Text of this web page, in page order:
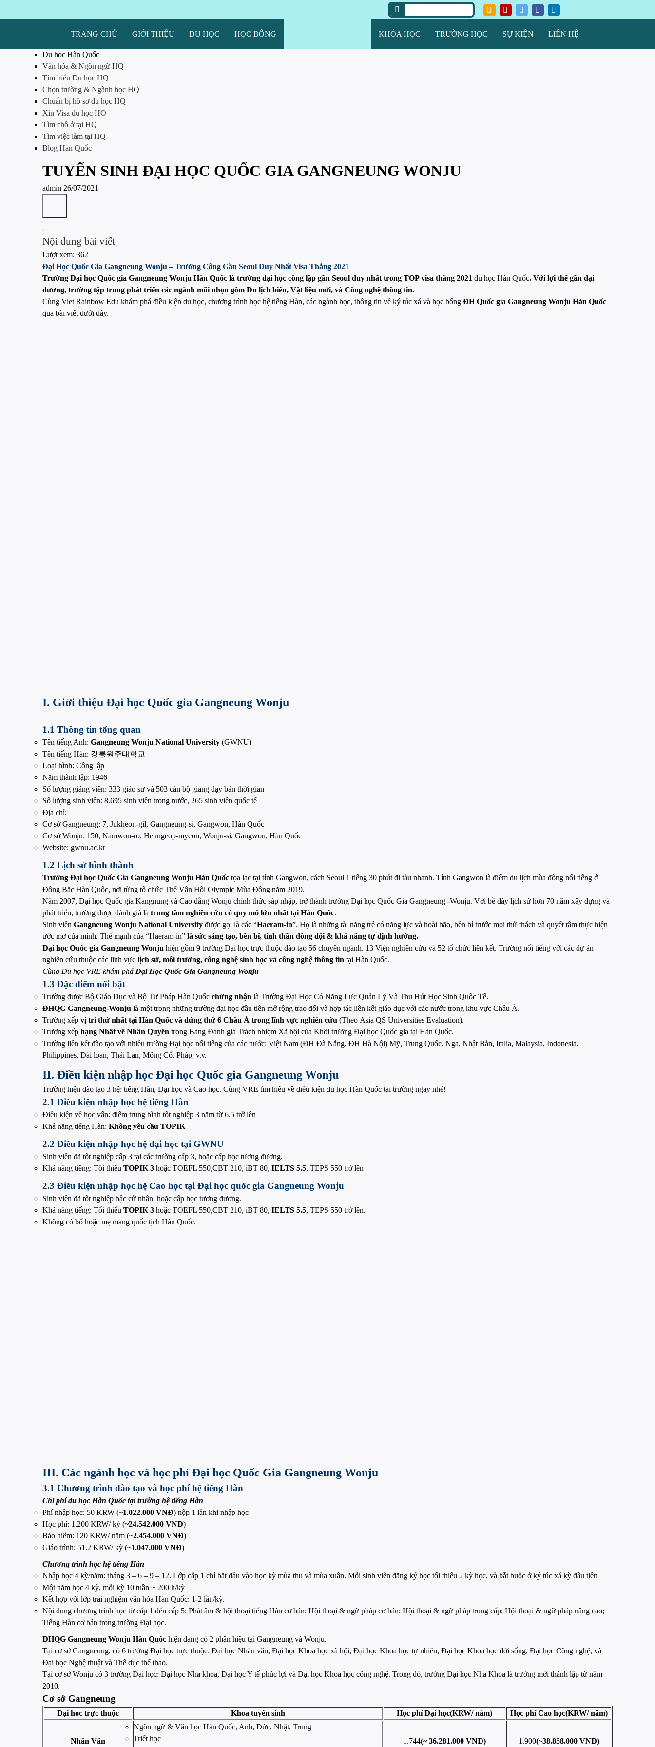
TRANG CHỦ GIỚI THIỆU DU HỌC HỌC BỔNG KHÓA HỌC TRƯỜNG HỌC SỰ KIỆN LIÊN HỆ
Du học Hàn Quốc
Văn hóa & Ngôn ngữ HQ
Tìm hiểu Du học HQ
Chọn trường & Ngành học HQ
Chuẩn bị hồ sơ du học HQ
Xin Visa du học HQ
Tìm chỗ ở tại HQ
Tìm việc làm tại HQ
Blog Hàn Quốc
TUYỂN SINH ĐẠI HỌC QUỐC GIA GANGNEUNG WONJU
admin 26/07/2021
Nội dung bài viết
Lượt xem: 362
Đại Học Quốc Gia Gangneung Wonju – Trường Công Gần Seoul Duy Nhất Visa Thẳng 2021
Trường Đại học Quốc gia Gangneung Wonju Hàn Quốc là trường đại học công lập gần Seoul duy nhất trong TOP visa thẳng 2021 du học Hàn Quốc. Với lợi thế gần đại
dương, trường tập trung phát triển các ngành mũi nhọn gồm Du lịch biển, Vật liệu mới, và Công nghệ thông tin.
Cùng Viet Rainbow Edu khám phá điều kiện du học, chương trình học hệ tiếng Hàn, các ngành học, thông tin về ký túc xá và học bổng ĐH Quốc gia Gangneung Wonju Hàn Quốc
qua bài viết dưới đây.
I. Giới thiệu Đại học Quốc gia Gangneung Wonju
1.1 Thông tin tổng quan
Tên tiếng Anh: Gangneung Wonju National University (GWNU)
Tên tiếng Hàn: 강릉원주대학교
Loại hình: Công lập
Năm thành lập: 1946
Số lượng giảng viên: 333 giáo sư và 503 cán bộ giảng dạy bán thời gian
Số lượng sinh viên: 8.695 sinh viên trong nước, 265 sinh viên quốc tế
Địa chỉ:
Cơ sở Gangneung: 7, Jukheon-gil, Gangneung-si, Gangwon, Hàn Quốc
Cơ sở Wonju: 150, Namwon-ro, Heungeop-myeon, Wonju-si, Gangwon, Hàn Quốc
Website: gwnu.ac.kr
1.2 Lịch sử hình thành
Trường Đại học Quốc Gia Gangneung Wonju Hàn Quốc tọa lạc tại tỉnh Gangwon, cách Seoul 1 tiếng 30 phút đi tàu nhanh. Tỉnh Gangwon là điểm du lịch mùa đông nổi tiếng ở
Đông Bắc Hàn Quốc, nơi từng tổ chức Thế Vận Hội Olympic Mùa Đông năm 2019.
Năm 2007, Đại học Quốc gia Kangnung và Cao đẳng Wonju chính thức sáp nhập, trở thành trường Đại học Quốc Gia Gangneung -Wonju. Với bề dày lịch sử hơn 70 năm xây dựng và
phát triển, trường được đánh giá là trung tâm nghiên cứu có quy mô lớn nhất tại Hàn Quốc.
Sinh viên Gangneung Wonju National University được gọi là các “Haeram-in”. Họ là những tài năng trẻ có năng lực và hoài bão, bền bỉ trước mọi thử thách và quyết tâm thực hiện
ước mơ của mình. Thế mạnh của “Haeram-in” là sức sáng tạo, bền bỉ, tinh thần đồng đội & khả năng tự định hướng.
Đại học Quốc gia Gangneung Wonju hiện gồm 9 trường Đại học trực thuộc đào tạo 56 chuyên ngành, 13 Viện nghiên cứu và 52 tổ chức liên kết. Trường nổi tiếng với các dự án
nghiên cứu thuộc các lĩnh vực lịch sử, môi trường, công nghệ sinh học và công nghệ thông tin tại Hàn Quốc.
Cùng Du học VRE khám phá Đại Học Quốc Gia Gangneung Wonju
1.3 Đặc điểm nổi bật
Trường được Bộ Giáo Dục và Bộ Tư Pháp Hàn Quốc chứng nhận là Trường Đại Học Có Năng Lực Quản Lý Và Thu Hút Học Sinh Quốc Tế.
ĐHQG Gangneung-Wonju là một trong những trường đại học đầu tiên mở rộng trao đổi và hợp tác liên kết giáo dục với các nước trong khu vực Châu Á.
Trường xếp vị trí thứ nhất tại Hàn Quốc và đứng thứ 6 Châu Á trong lĩnh vực nghiên cứu (Theo Asia QS Universities Evaluation).
Trường xếp hạng Nhất về Nhân Quyền trong Bảng Đánh giá Trách nhiệm Xã hội của Khối trường Đại học Quốc gia tại Hàn Quốc.
Trường liên kết đào tạo với nhiều trường Đại học nổi tiếng của các nước: Việt Nam (ĐH Đà Nẵng, ĐH Hà Nội) Mỹ, Trung Quốc, Nga, Nhật Bản, Italia, Malaysia, Indonesia,
Philippines, Đài loan, Thái Lan, Mông Cổ, Pháp, v.v.
II. Điều kiện nhập học Đại học Quốc gia Gangneung Wonju
Trường hiện đào tạo 3 hệ: tiếng Hàn, Đại học và Cao học. Cùng VRE tìm hiểu về điều kiện du học Hàn Quốc tại trường ngay nhé!
2.1 Điều kiện nhập học hệ tiếng Hàn
Điều kiện về học vấn: điểm trung bình tốt nghiệp 3 năm từ 6.5 trở lên
Khả năng tiếng Hàn: Không yêu cầu TOPIK
2.2 Điều kiện nhập học hệ đại học tại GWNU
Sinh viên đã tốt nghiệp cấp 3 tại các trường cấp 3, hoặc cấp học tương đương.
Khả năng tiếng: Tối thiểu TOPIK 3 hoặc TOEFL 550,CBT 210, iBT 80, IELTS 5.5, TEPS 550 trở lên
2.3 Điều kiện nhập học hệ Cao học tại Đại học quốc gia Gangneung Wonju
Sinh viên đã tốt nghiệp bậc cử nhân, hoặc cấp học tương đương.
Khả năng tiếng: Tối thiểu TOPIK 3 hoặc TOEFL 550,CBT 210, iBT 80, IELTS 5.5, TEPS 550 trở lên.
Không có bố hoặc mẹ mang quốc tịch Hàn Quốc.
III. Các ngành học và học phí Đại học Quốc Gia Gangneung Wonju
3.1 Chương trình đào tạo và học phí hệ tiếng Hàn
Chi phí du học Hàn Quốc tại trường hệ tiếng Hàn
Phí nhập học: 50 KRW (~1.022.000 VNĐ) nộp 1 lần khi nhập học
Học phí: 1.200 KRW/ kỳ (~24.542.000 VNĐ)
Bảo hiểm: 120 KRW/ năm (~2.454.000 VNĐ)
Giáo trình: 51.2 KRW/ kỳ (~1.047.000 VNĐ)
Chương trình học hệ tiếng Hàn
Nhập học 4 kỳ/năm: tháng 3 – 6 – 9 – 12. Lớp cấp 1 chỉ bắt đầu vào học kỳ mùa thu và mùa xuân. Mỗi sinh viên đăng ký học tối thiểu 2 kỳ học, và bắt buộc ở ký túc xá kỳ đầu tiên
Một năm học 4 kỳ, mỗi kỳ 10 tuần ~ 200 h/kỳ
Kết hợp với lớp trải nghiệm văn hóa Hàn Quốc: 1-2 lần/kỳ.
Nội dung chương trình học từ cấp 1 đến cấp 5: Phát âm & hội thoại tiếng Hàn cơ bản; Hội thoại & ngữ pháp cơ bản; Hội thoại & ngữ pháp trung cấp; Hội thoại & ngữ pháp nâng cao;
Tiếng Hàn cơ bản trong trường Đại học.
ĐHQG Gangneung Wonju Hàn Quốc hiện đang có 2 phân hiệu tại Gangneung và Wonju.
Tại cơ sở Gangneung, có 6 trường Đại học trực thuộc: Đại học Nhân văn, Đại học Khoa học xã hội, Đại học Khoa học tự nhiên, Đại học Khoa học đời sống, Đại học Công nghệ, và
Đại học Nghệ thuật và Thể dục thể thao.
Tại cơ sở Wonju có 3 trường Đại học: Đại học Nha khoa, Đại học Y tế phúc lợi và Đại học Khoa học công nghệ. Trong đó, trường Đại học Nha Khoa là trường mới thành lập từ năm
2010.
Cơ sở Gangneung
Đại học trực thuộc Khoa tuyển sinh Học phí Đại học(KRW/ năm) Học phí Cao học(KRW/ năm)
Nhân Văn
Ngôn ngữ & Văn học Hàn Quốc, Anh, Đức, Nhật, Trung
Triết học
1.744(~ 36.281.000 VNĐ) 1.900(~38.858.000 VNĐ)